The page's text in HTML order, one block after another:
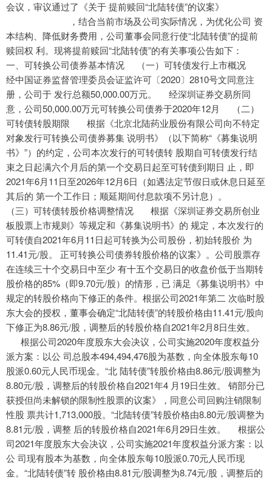
会议，审议通过了《关于 提前赎回“北陆转债”的议案》
，结合当前市场及公司实际情况，为优化公司 资
本结构、降低财务费用，公司董事会同意行使“北陆转债”的提前
赎回权 利。现将提前赎回“北陆转债”的有关事项公告如下：
一、可转换公司债券基本情况 （一）可转债发行上市概况
经中国证券监督管理委员会证监许可〔2020〕2810号文同意注
册，公司于 发行总额50,000.00万元。 经深圳证券交易所同
意，公司50,000.00万元可转换公司债券于2020年12月 （二）
可转债转股期限 根据《北京北陆药业股份有限公司向不特定
对象发行可转换公司债券募集 说明书》（以下简称“《募集说明
书》”）的约定，公司本次发行的可转债转 股期自可转债发行结
束之日起满六个月后的第一个交易日起至可转债到期日 止，即
2021年6月11日至2026年12月6日（如遇法定节假日或休息日延至
其后的 第一个工作日；顺延期间付息款项不另计息）。
（三）可转债转股价格调整情况 根据《深圳证券交易所创业
板股票上市规则》等规定和《募集说明书》的 规定，本次发行的
可转债自2021年6月11日起可转换为公司股份，初始转股价 为
11.41元/股。 正可转换公司债券转股价格的议案》。公司股票存
在连续三十个交易日中至少 有十五个交易日的收盘价低于当期转
股价格的85%（即9.70元/股）的情形，已 满足《募集说明书》中
规定的转股价格向下修正的条件。根据公司2021年第二 次临时股
东大会的授权，董事会确定“北陆转债”的转股价格由11.41元/股向
下修正为8.86元/股，调整后的转股价格自2021年2月8日生效。
根据公司2020年度股东大会决议，公司实施2020年度权益分
派方案：以公 司总股本494,494,476股为基数，向全体股东每10
股派0.60元人民币现金。“北 陆转债”转股价格由8.86元/股调整为
8.80元/股，调整后的转股价格自2021年4 月19日生效。 销部分已
获授但尚未解锁的限制性股票的议案》，同意公司回购注销限制
性股 票共计1,713,000股。“北陆转债”转股价格由8.80元/股调整为
8.81元/股，调整 后的转股价格自2021年6月29日生效。 根据公
司2021年度股东大会决议，公司实施2021年度权益分派方案：以
公 司现有股本为基数，向全体股东每10股派0.70元人民币现
金。“北陆转债”转 股价格由8.81元/股调整为8.74元/股，调整后的